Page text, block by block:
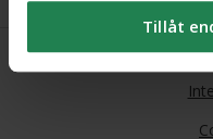
Du kan ändra/dra
om vilka kakor vi
mer om kakorhär.
Tillåt